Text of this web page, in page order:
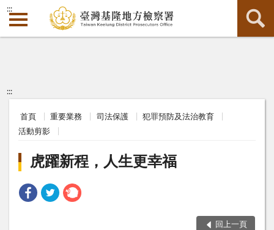
:::
:::
首頁 重要業務 司法保護
犯罪預防及法治教育
活動剪影
虎躍新程，人生更幸福
回上一頁